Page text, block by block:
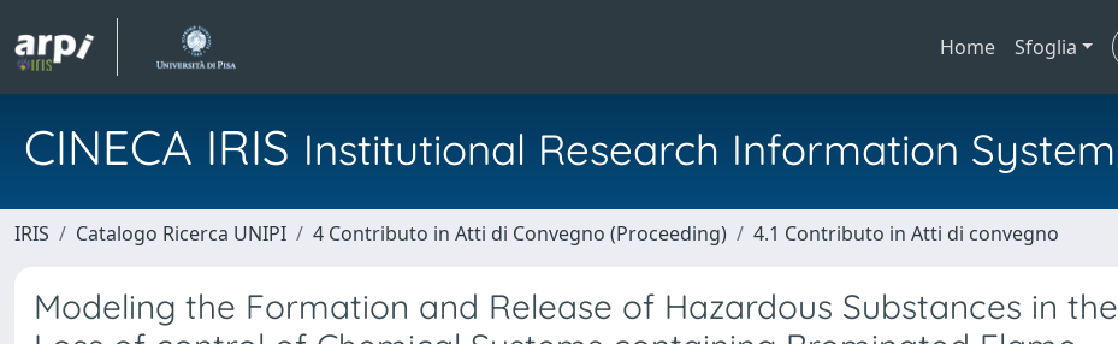
Home Sfoglia
CINECA IRIS Institutional Research Information System
IRIS Catalogo Ricerca UNIPI 4 Contributo in Atti di Convegno (Proceeding) 4.1 Contributo in Atti di convegno
Modeling the Formation and Release of Hazardous Substances in the